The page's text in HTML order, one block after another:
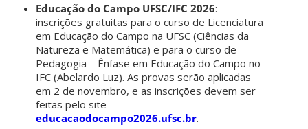
Educação do Campo UFSC/IFC 2026:
inscrições gratuitas para o curso de Licenciatura
em Educação do Campo na UFSC (Ciências da
Natureza e Matemática) e para o curso de
Pedagogia – Ênfase em Educação do Campo no
IFC (Abelardo Luz). As provas serão aplicadas
em 2 de novembro, e as inscrições devem ser
feitas pelo site
educacaodocampo2026.ufsc.br.